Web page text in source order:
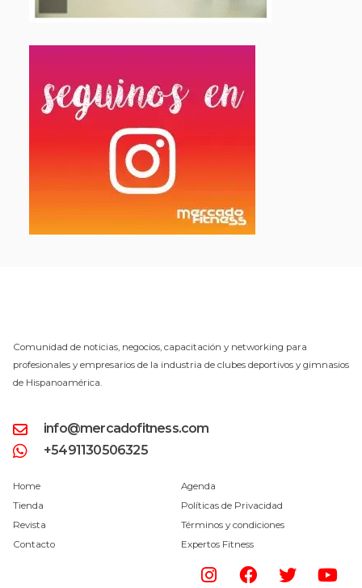
Comunidad de noticias, negocios, capacitación y networking para
profesionales y empresarios de la industria de clubes deportivos y gimnasios
de Hispanoamérica.
info@mercadofitness.com
+5491130506325
Home
Tienda
Revista
Contacto
Agenda
Políticas de Privacidad
Términos y condiciones
Expertos Fitness